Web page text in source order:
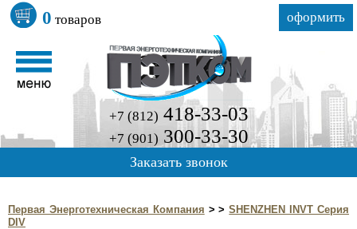
0 товаров оформить
+7 (812) 418-33-03
+7 (901) 300-33-30
Заказать звонок
Первая Энерготехническая Компания >>SHENZHEN INVT Серия
DIV